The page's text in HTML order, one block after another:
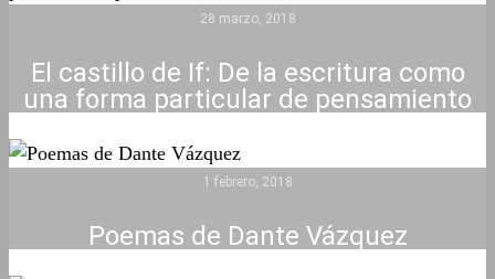
28 marzo, 2018
El castillo de If: De la escritura como
una forma particular de pensamiento
1 febrero, 2018
Poemas de Dante Vázquez